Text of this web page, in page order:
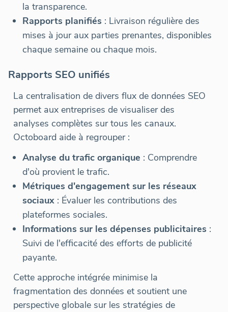
la transparence.
Rapports planifiés : Livraison régulière des
mises à jour aux parties prenantes, disponibles
chaque semaine ou chaque mois.
Rapports SEO unifiés
La centralisation de divers flux de données SEO
permet aux entreprises de visualiser des
analyses complètes sur tous les canaux.
Octoboard aide à regrouper :
Analyse du trafic organique : Comprendre
d'où provient le trafic.
Métriques d'engagement sur les réseaux
sociaux : Évaluer les contributions des
plateformes sociales.
Informations sur les dépenses publicitaires :
Suivi de l'efficacité des efforts de publicité
payante.
Cette approche intégrée minimise la
fragmentation des données et soutient une
perspective globale sur les stratégies de